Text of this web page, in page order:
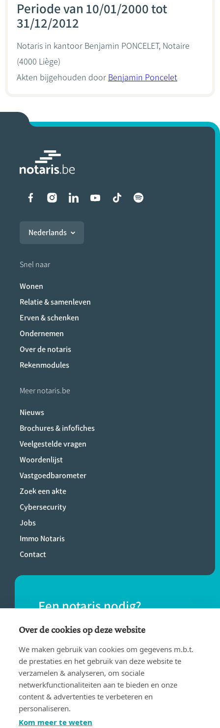
Periode van 10/01/2000 tot
31/12/2012
Notaris in kantoor Benjamin PONCELET, Notaire
(4000 Liège)
Akten bijgehouden door Benjamin Poncelet
Liens vers les réseaux
Nederlands
Snel naar
Wonen
Relatie & samenleven
Erven & schenken
Ondernemen
Over de notaris
Rekenmodules
Meer notaris.be
Nieuws
Brochures & infofiches
Veelgestelde vragen
Woordenlijst
Vastgoedbarometer
Zoek een akte
Cybersecurity
Jobs
Immo Notaris
Contact
Een notaris nodig?
Vind eenvoudig een notaris bij jou in de
buurt.
VIND EEN NOTARIS
Over de cookies op deze website
We maken gebruik van cookies om gegevens m.b.t.
de prestaties en het gebruik van deze website te
verzamelen & analyseren, om sociale
netwerkfunctionaliteiten aan te bieden en onze
content & advertenties te verbeteren en
personaliseren.
Kom meer te weten